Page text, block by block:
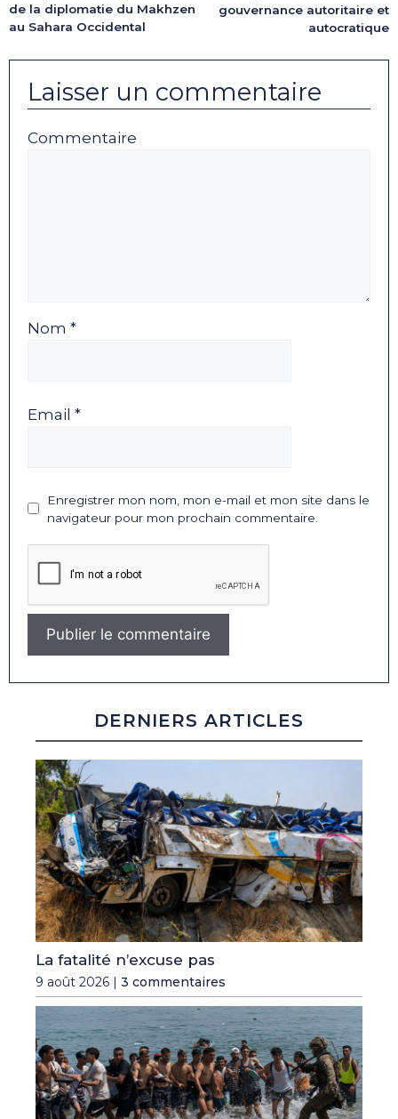
de la diplomatie du Makhzen
au Sahara Occidental
gouvernance autoritaire et
autocratique
Laisser un commentaire
Commentaire
Nom *
Email *
Enregistrer mon nom, mon e-mail et mon site dans le
navigateur pour mon prochain commentaire.
DERNIERS ARTICLES
La fatalité n’excuse pas
9 août 2026 | 3 commentaires